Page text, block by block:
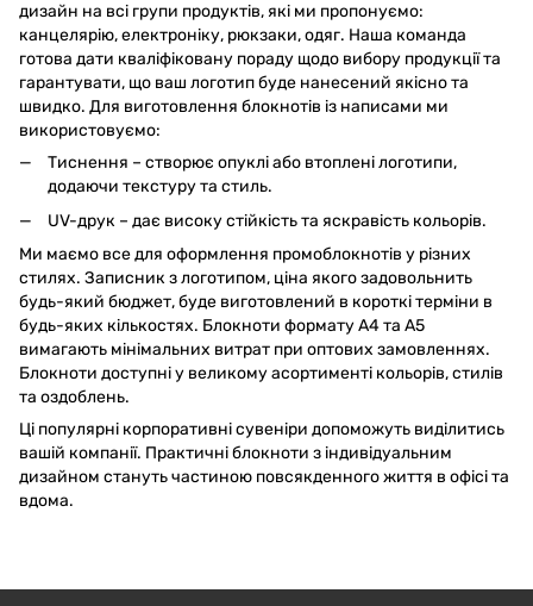
дизайн на всі групи продуктів, які ми пропонуємо:
канцелярію, електроніку, рюкзаки, одяг. Наша команда
готова дати кваліфіковану пораду щодо вибору продукції та
гарантувати, що ваш логотип буде нанесений якісно та
швидко. Для виготовлення блокнотів із написами ми
використовуємо:
Тиснення – створює опуклі або втоплені логотипи,
додаючи текстуру та стиль.
UV-друк – дає високу стійкість та яскравість кольорів.
Ми маємо все для оформлення промоблокнотів у різних
стилях. Записник з логотипом, ціна якого задовольнить
будь-який бюджет, буде виготовлений в короткі терміни в
будь-яких кількостях. Блокноти формату A4 та A5
вимагають мінімальних витрат при оптових замовленнях.
Блокноти доступні у великому асортименті кольорів, стилів
та оздоблень.
Ці популярні корпоративні сувеніри допоможуть виділитись
вашій компанії. Практичні блокноти з індивідуальним
дизайном стануть частиною повсякденного життя в офісі та
вдома.